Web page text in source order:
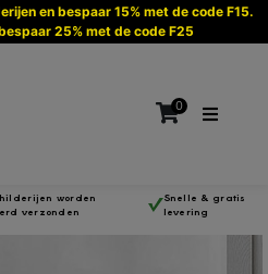
en bespaar 15% met de code F15.
25% met de code F25
0
worden
verzonden
Snelle & gratis
levering